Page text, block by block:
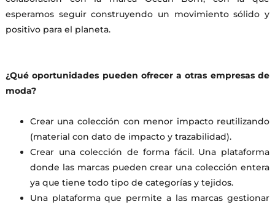
esperamos seguir construyendo un movimiento sólido y
positivo para el planeta.
¿Qué oportunidades pueden ofrecer a otras empresas de
moda?
Crear una colección con menor impacto reutilizando
(material con dato de impacto y trazabilidad).
Crear una colección de forma fácil. Una plataforma
donde las marcas pueden crear una colección entera
ya que tiene todo tipo de categorías y tejidos.
Una plataforma que permite a las marcas gestionar